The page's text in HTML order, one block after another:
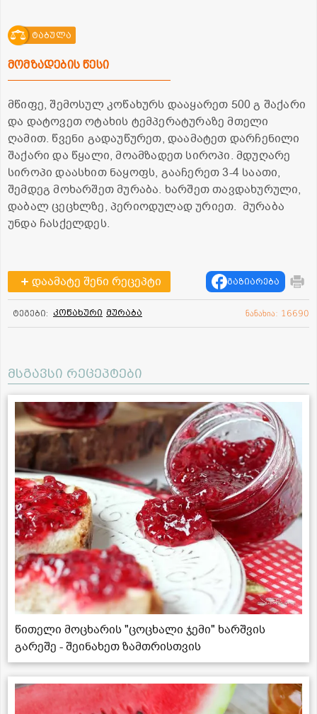
ტაბულა
მომზადების წესი
მწიფე, შემოსულ კოწახურს დააყარეთ 500 გ შაქარი
და დატოვეთ ოტახის ტემპერატურაზე მთელი
ღამით. წვენი გადაუწურეთ, დაამატეთ დარჩენილი
შაქარი და წყალი, მოამზადეთ სიროპი. მდუღარე
სიროპი დაასხით ნაყოფს, გააჩერეთ 3-4 საათი,
შემდეგ მოხარშეთ მურაბა. ხარშეთ თავდახურული,
დაბალ ცეცხლზე, პერიოდულად ურიეთ. მურაბა
უნდა ჩასქელდეს.
დაამატე შენი რეცეპტი გაზიარება
ტეგები: კოწახური მურაბა ნანახია: 16690
მსგავსი რეცეპტები
წითელი მოცხარის "ცოცხალი ჯემი" ხარშვის
გარეშე - შეინახეთ ზამთრისთვის